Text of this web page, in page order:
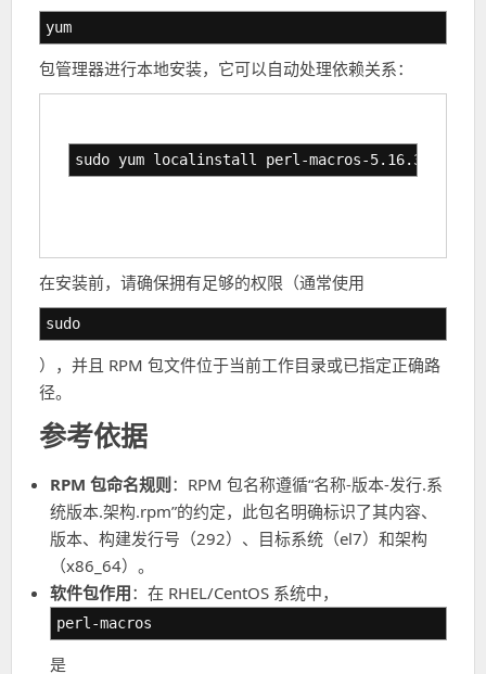
yum
包管理器进行本地安装，它可以自动处理依赖关系：
sudo yum localinstall perl-macros-5.16.3-
在安装前，请确保拥有足够的权限（通常使用
sudo
），并且 RPM 包文件位于当前工作目录或已指定正确路
径。
参考依据
RPM 包命名规则 ：RPM 包名称遵循“名称-版本-发行.系
统版本.架构.rpm”的约定，此包名明确标识了其内容、
版本、构建发行号（292）、目标系统（el7）和架构
（x86_64）。
软件包作用：在 RHEL/CentOS 系统中，
perl-macros
是